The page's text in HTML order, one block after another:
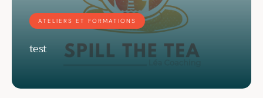
ATELIERS ET FORMATIONS
test